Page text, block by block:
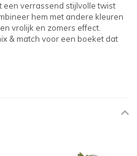
een verrassend stijlvolle twist
hem met andere kleuren
vrolijk en zomers effect.
& match voor een boeket dat